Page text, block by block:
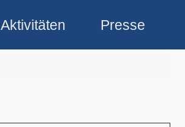
Aktivitäten Presse